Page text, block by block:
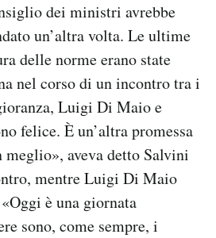
dei ministri avrebbe
un’altra volta. Le ultime
delle norme erano state
nel corso di un incontro tra i
Luigi Di Maio e
felice. È un’altra promessa
meglio», aveva detto Salvini
mentre Luigi Di Maio
è una giornata
sono, come sempre, i